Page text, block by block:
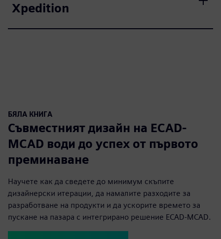
Xpedition
БЯЛА КНИГА
Съвместният дизайн на ECAD-
MCAD води до успех от първото
преминаване
Научете как да сведете до минимум скъпите
дизайнерски итерации, да намалите разходите за
разработване на продукти и да ускорите времето за
пускане на пазара с интегрирано решение ECAD-MCAD.